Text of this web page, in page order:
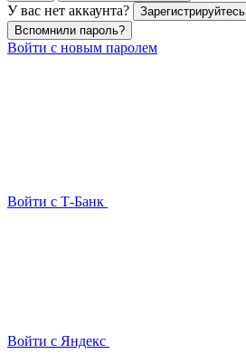
У вас нет аккаунта?
Зарегистрируйтесь
Вспомнили пароль?
Войти с новым паролем
Войти с Т-Банк
Войти с Яндекс